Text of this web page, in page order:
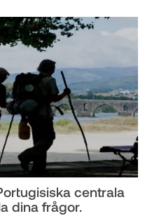
centrala
dina frågor.